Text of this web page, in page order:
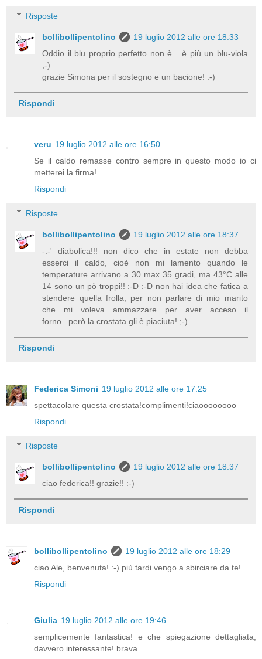
Risposte
bollibollipentolino
19 luglio 2012 alle ore 18:33
Oddio il blu proprio perfetto non è... è più un blu-viola
;-)
grazie Simona per il sostegno e un bacione! :-)
Rispondi
veru 19 luglio 2012 alle ore 16:50
Se il caldo remasse contro sempre in questo modo io ci
metterei la firma!
Rispondi
Risposte
bollibollipentolino
19 luglio 2012 alle ore 18:37
-.-' diabolica!!! non dico che in estate non debba
esserci il caldo, cioè non mi lamento quando le
temperature arrivano a 30 max 35 gradi, ma 43°C alle
14 sono un pò troppi!! :-D :-D non hai idea che fatica a
stendere quella frolla, per non parlare di mio marito
che mi voleva ammazzare per aver acceso il
forno...però la crostata gli è piaciuta! ;-)
Rispondi
Federica Simoni 19 luglio 2012 alle ore 17:25
spettacolare questa crostata!complimenti!ciaoooooooo
Rispondi
Risposte
bollibollipentolino
19 luglio 2012 alle ore 18:37
ciao federica!! grazie!! :-)
Rispondi
bollibollipentolino
19 luglio 2012 alle ore 18:29
ciao Ale, benvenuta! :-) più tardi vengo a sbirciare da te!
Rispondi
Giulia 19 luglio 2012 alle ore 19:46
semplicemente fantastica! e che spiegazione dettagliata,
davvero interessante! brava